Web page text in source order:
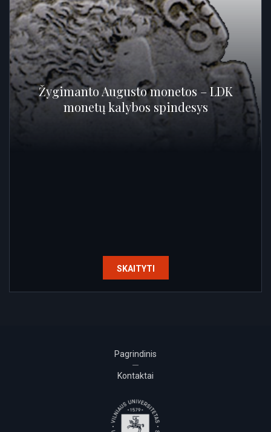
Žygimanto Augusto monetos – LDK
monetų kalybos spindesys
SKAITYTI
Pagrindinis
Kontaktai